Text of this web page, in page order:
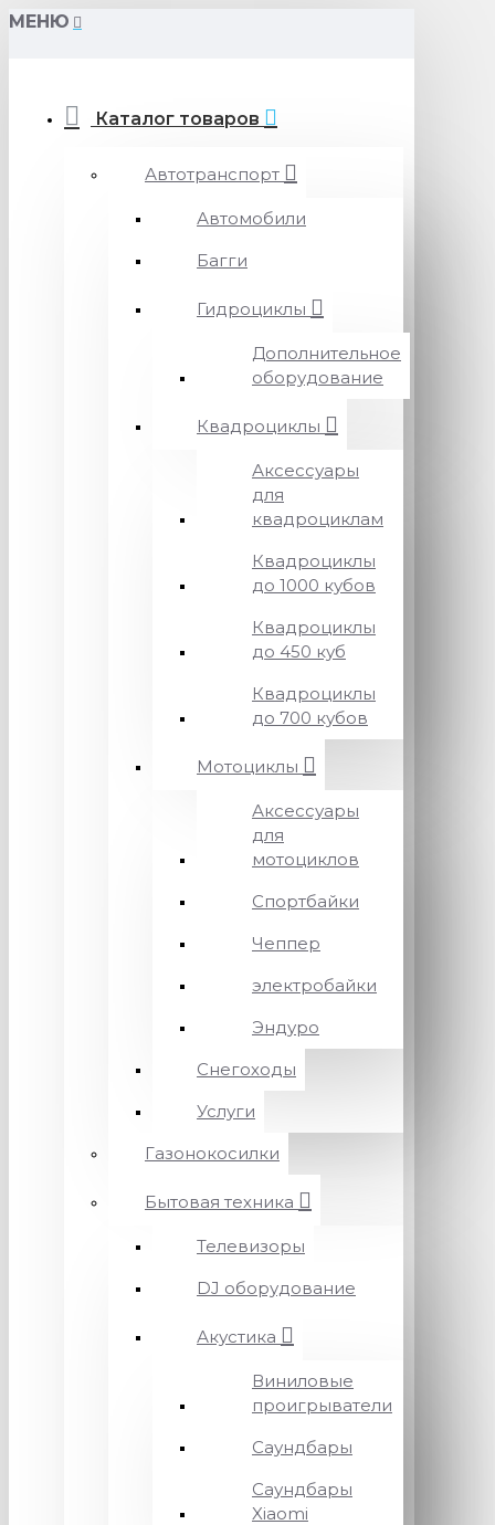
МЕНЮ
Каталог товаров
Автотранспорт
Автомобили
Багги
Гидроциклы
Дополнительное
оборудование
Квадроциклы
Аксессуары
для
квадроциклам
Квадроциклы
до 1000 кубов
Квадроциклы
до 450 куб
Квадроциклы
до 700 кубов
Мотоциклы
Аксессуары
для
мотоциклов
Спортбайки
Чеппер
электробайки
Эндуро
Снегоходы
Услуги
Газонокосилки
Бытовая техника
Телевизоры
DJ оборудование
Акустика
Виниловые
проигрыватели
Саундбары
Саундбары
Xiaomi